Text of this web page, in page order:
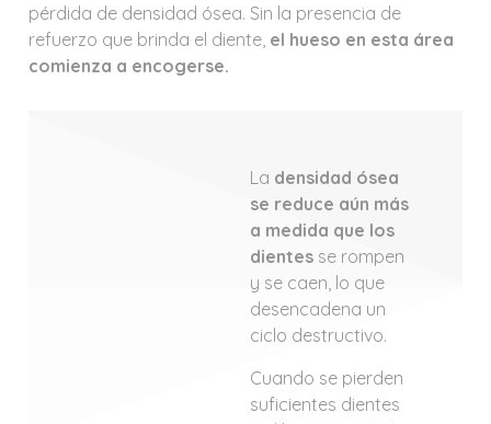
pérdida de densidad ósea. Sin la presencia de
refuerzo que brinda el diente, el hueso en esta área
comienza a encogerse.
La densidad ósea
se reduce aún más
a medida que los
dientes se rompen
y se caen, lo que
desencadena un
ciclo destructivo.
Cuando se pierden
suficientes dientes